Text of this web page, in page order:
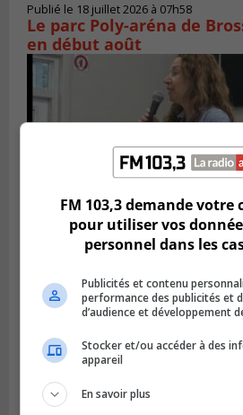
Publié le 18 juillet 2026 à 07h58
Le parc Poly-aréna de
en début août
Publié le 6 juillet 2026 à 11h18
Climat Québec dévoile
pour l’Agglomération
FM 103,3 demande
pour utiliser vos
personnel dans les
Publicités et contenu
performance des publicités et
d’audience et développement
Stocker et/ou accéder à des
appareil
En savoir plus